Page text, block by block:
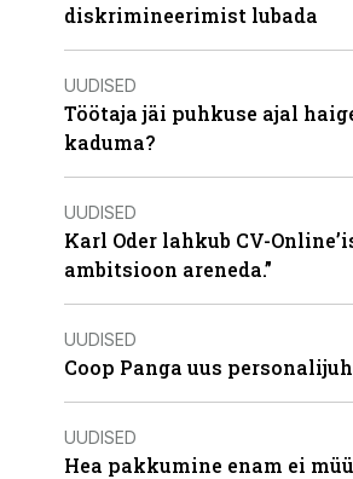
diskrimineerimist lubada
UUDISED
Töötaja jäi puhkuse ajal
kaduma?
UUDISED
Karl Oder lahkub CV-
ambitsioon areneda.”
UUDISED
Coop Panga uus
UUDISED
Hea pakkumine enam ei